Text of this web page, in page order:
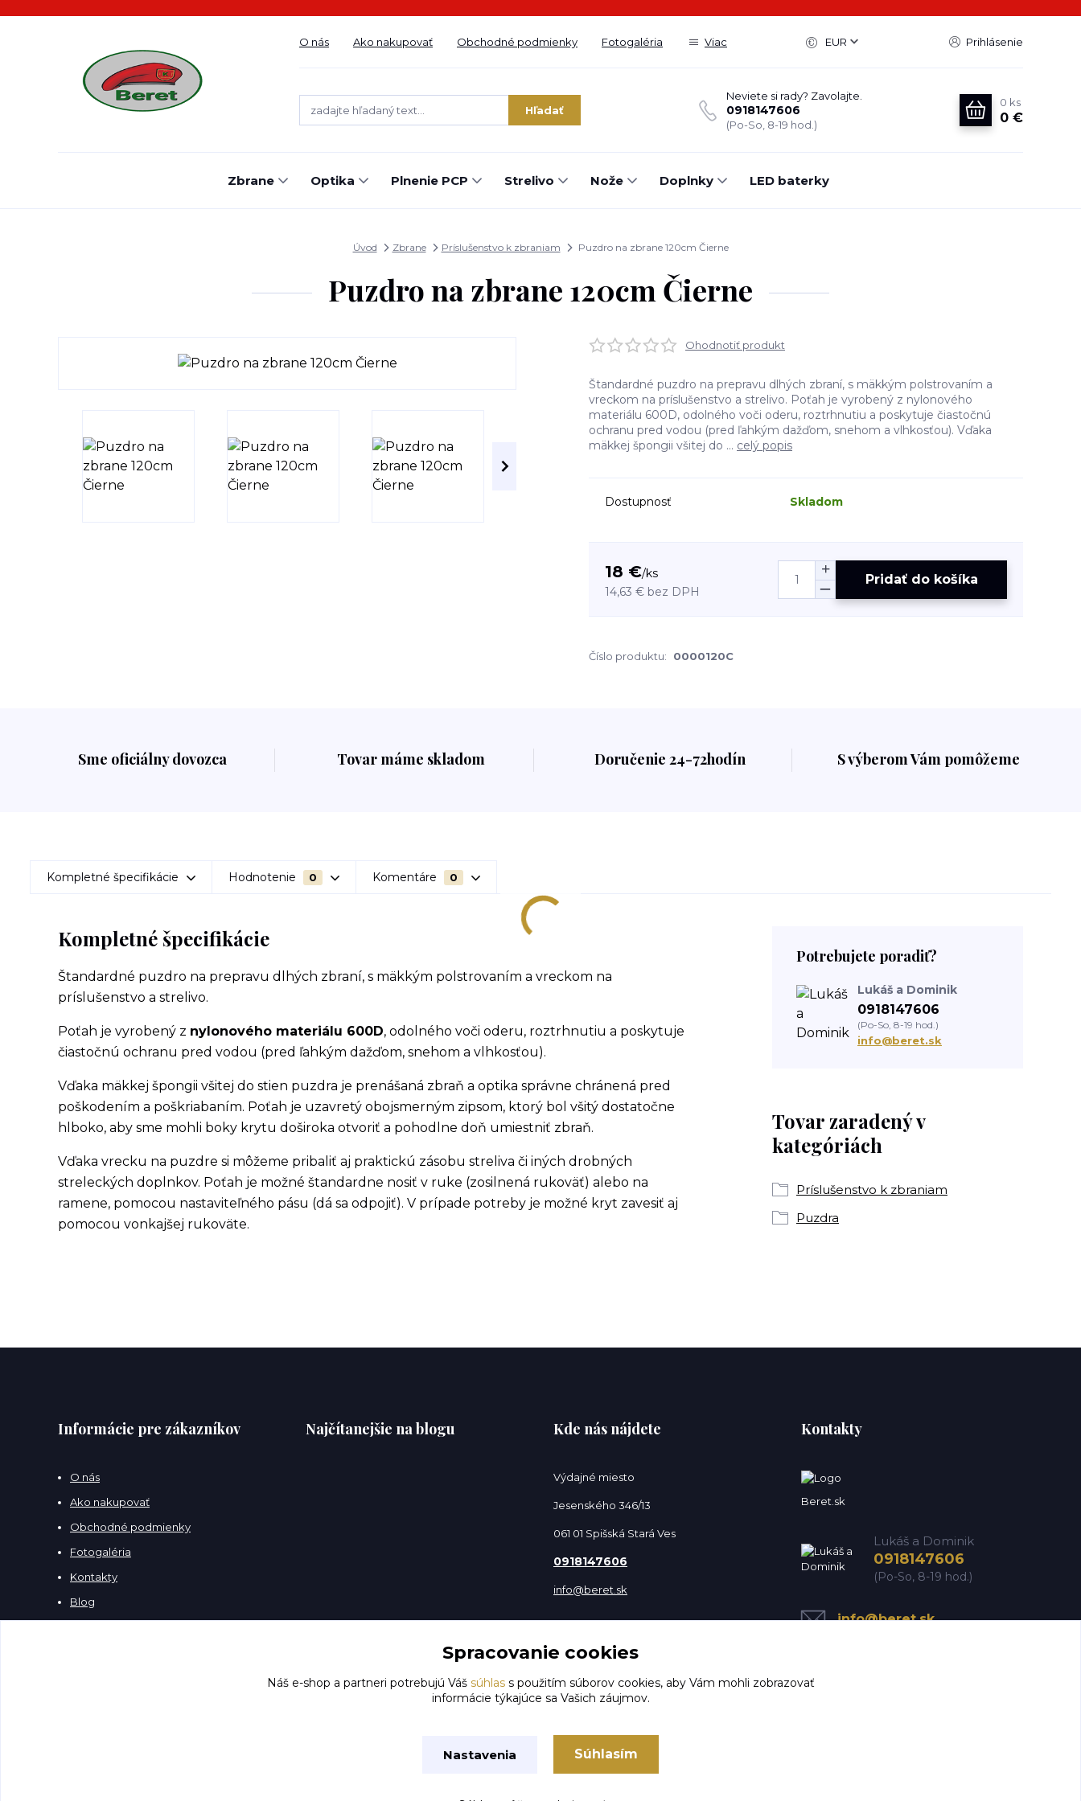
O nás Ako nakupovať Obchodné podmienky Fotogaléria Viac EUR Prihlásenie
Hľadať
Neviete si rady? Zavolajte.
0918147606
(Po-So, 8-19 hod.)
0 ks
0 €
Zbrane Optika Plnenie PCP Strelivo Nože Doplnky LED baterky
Úvod Zbrane Príslušenstvo k zbraniam Puzdro na zbrane 120cm Čierne
Puzdro na zbrane 120cm Čierne
Ohodnotiť produkt
Štandardné puzdro na prepravu dlhých zbraní, s mäkkým polstrovaním a
vreckom na príslušenstvo a strelivo. Poťah je vyrobený z nylonového
materiálu 600D, odolného voči oderu, roztrhnutiu a poskytuje čiastočnú
ochranu pred vodou (pred ľahkým dažďom, snehom a vlhkosťou). Vďaka
mäkkej špongii všitej do ... celý popis
Dostupnosť Skladom
18 €/ks
14,63 € bez DPH
Pridať do košíka
Číslo produktu: 0000120C
Sme oficiálny dovozca Tovar máme skladom Doručenie 24-72hodín S výberom Vám pomôžeme
Kompletné špecifikácie Hodnotenie 0 Komentáre 0
Kompletné špecifikácie
Štandardné puzdro na prepravu dlhých zbraní, s mäkkým polstrovaním a vreckom na
príslušenstvo a strelivo.
Poťah je vyrobený z nylonového materiálu 600D, odolného voči oderu, roztrhnutiu a poskytuje
čiastočnú ochranu pred vodou (pred ľahkým dažďom, snehom a vlhkosťou).
Vďaka mäkkej špongii všitej do stien puzdra je prenášaná zbraň a optika správne chránená pred
poškodením a poškriabaním. Poťah je uzavretý obojsmerným zipsom, ktorý bol všitý dostatočne
hlboko, aby sme mohli boky krytu doširoka otvoriť a pohodlne doň umiestniť zbraň.
Vďaka vrecku na puzdre si môžeme pribaliť aj praktickú zásobu streliva či iných drobných
streleckých doplnkov. Poťah je možné štandardne nosiť v ruke (zosilnená rukoväť) alebo na
ramene, pomocou nastaviteľného pásu (dá sa odpojiť). V prípade potreby je možné kryt zavesiť aj
pomocou vonkajšej rukoväte.
Tovar zaradený v
kategóriách
Príslušenstvo k zbraniam
Puzdra
Potrebujete poradiť?
Lukáš a Dominik
0918147606
(Po-So, 8-19 hod.)
info@beret.sk
Informácie pre zákazníkov
O nás
Ako nakupovať
Obchodné podmienky
Fotogaléria
Kontakty
Blog
Najčítanejšie na blogu Kde nás nájdete
Výdajné miesto
Jesenského 346/13
061 01 Spišská Stará Ves
0918147606
info@beret.sk
Kontakty
Beret.sk
Lukáš a Dominik
0918147606
(Po-So, 8-19 hod.)
info@beret.sk
Spracovanie cookies
Náš e-shop a partneri potrebujú Váš súhlass použitím súborov cookies, aby Vám mohli zobrazovať
informácie týkajúce sa Vašich záujmov.
Nastavenia Súhlasím